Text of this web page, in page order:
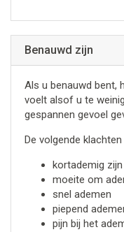
Benauwd zijn
Als u benauwd bent,
voelt alsof u te
gespannen gevoel
De volgende
kortademig zijn
moeite om
snel ademen
piepend
pijn bij het